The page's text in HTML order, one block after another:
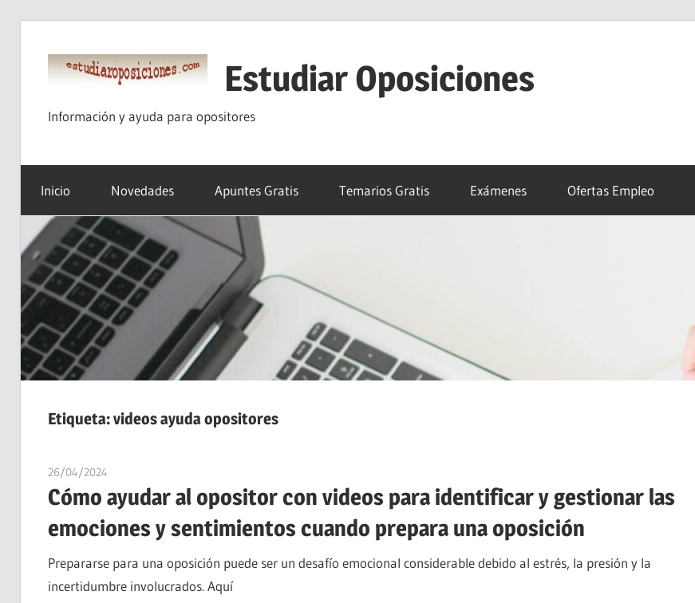
contenido
Estudiar Oposiciones
Información y ayuda para opositores
Inicio Novedades Apuntes Gratis Temarios Gratis Exámenes Ofertas Empleo
Etiqueta:videos ayuda opositores
26/04/2024
Cómo ayudar al opositor con videos para identificar y gestionar las
emociones y sentimientos cuando prepara una oposición
Prepararse para una oposición puede ser un desafío emocional considerable debido al estrés, la presión y la
incertidumbre involucrados. Aquí